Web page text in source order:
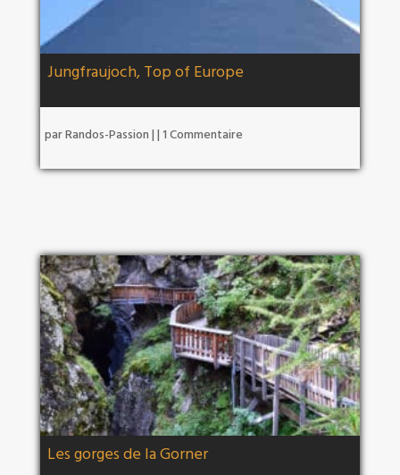
Jungfraujoch, Top of Europe
parRandos-Passion | | 1 Commentaire
Les gorges de la Gorner